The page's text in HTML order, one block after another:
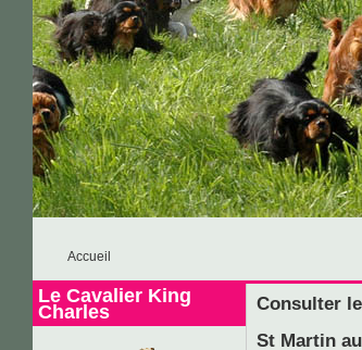
Accueil
Le Cavalier King
Charles
Consulter
St Martin